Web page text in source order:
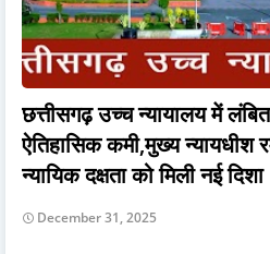
छत्तीसगढ़ उच्च न्यायालय में
ऐतिहासिक कमी,मुख्य न्यायधीश
न्यायिक दक्षता को मिली नई दिशा
December 31, 2025